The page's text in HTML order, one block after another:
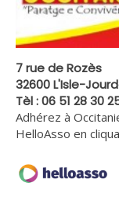
7 rue de Rozès
32600 L'Isle-
Tèl : 06 51 28 30
Adhérez à
HelloAsso en